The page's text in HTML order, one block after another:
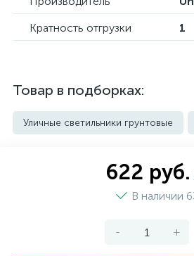
Кратность отгрузки
1
Товар в подборках:
Уличные светильники грунтовые
622 руб.
В наличии
- +